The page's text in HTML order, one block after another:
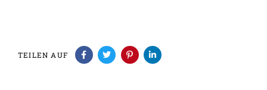
TEILEN AUF